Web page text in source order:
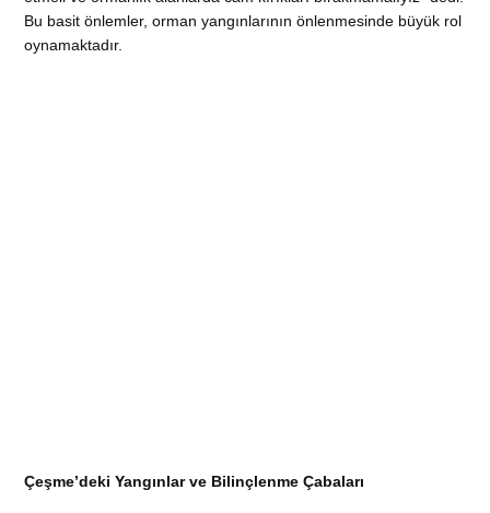
Bu basit önlemler, orman yangınlarının önlenmesinde büyük rol
oynamaktadır.
Çeşme’deki Yangınlar ve Bilinçlenme Çabaları